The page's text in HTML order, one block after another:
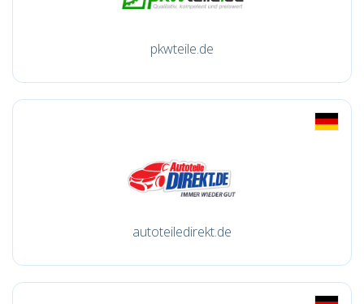
pkwteile.de
autoteiledirekt.de